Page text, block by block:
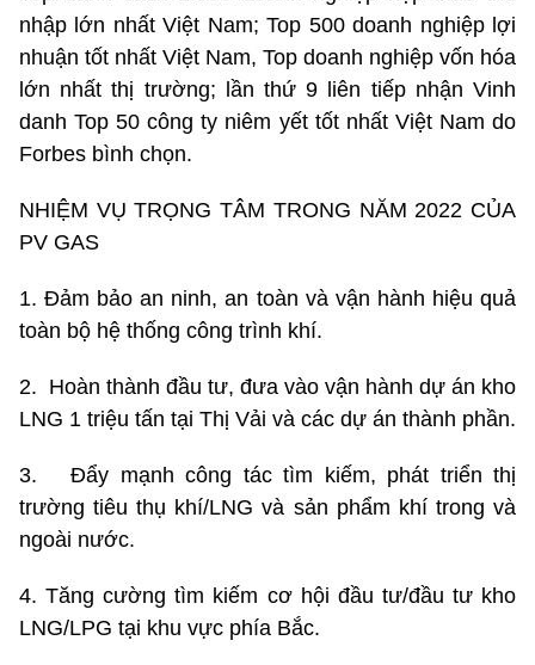
nhập lớn nhất Việt Nam; Top 500 doanh nghiệp lợi
nhuận tốt nhất Việt Nam, Top doanh nghiệp vốn hóa
lớn nhất thị trường; lần thứ 9 liên tiếp nhận Vinh
danh Top 50 công ty niêm yết tốt nhất Việt Nam do
Forbes bình chọn.
NHIỆM VỤ TRỌNG TÂM TRONG NĂM 2022 CỦA
PV GAS
1. Đảm bảo an ninh, an toàn và vận hành hiệu quả
toàn bộ hệ thống công trình khí.
2. Hoàn thành đầu tư, đưa vào vận hành dự án kho
LNG 1 triệu tấn tại Thị Vải và các dự án thành phần.
3. Đẩy mạnh công tác tìm kiếm, phát triển thị
trường tiêu thụ khí/LNG và sản phẩm khí trong và
ngoài nước.
4. Tăng cường tìm kiếm cơ hội đầu tư/đầu tư kho
LNG/LPG tại khu vực phía Bắc.